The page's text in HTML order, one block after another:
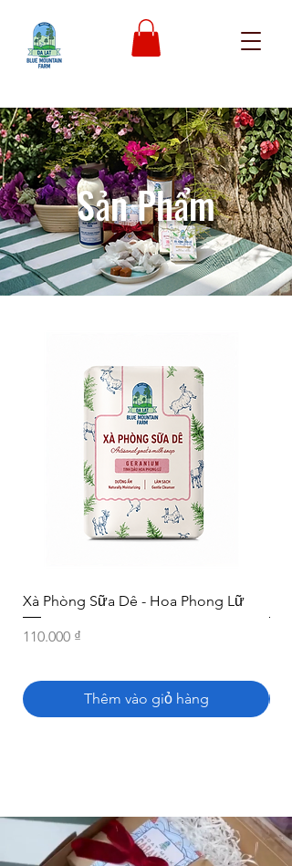
Sản Phẩm
Xà Phòng Sữa Dê - Hoa Phong Lữ
Giá
110.000 ₫
Thêm vào giỏ hàng